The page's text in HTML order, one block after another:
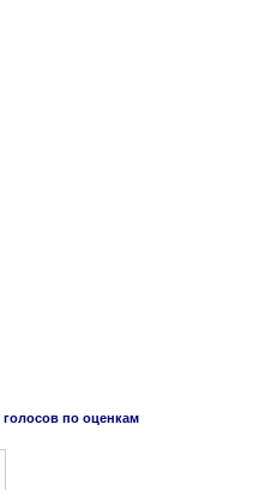
голосов по оценкам